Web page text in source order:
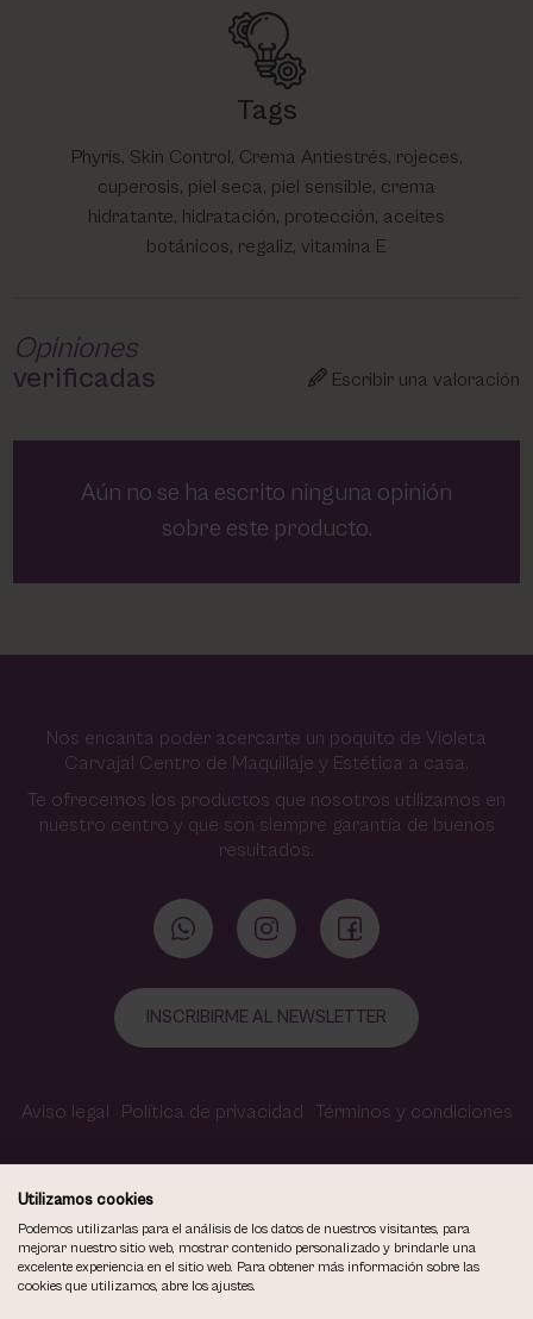
Tags
Phyris, Skin Control, Crema Antiestrés, rojeces,
cuperosis, piel seca, piel sensible, crema
hidratante, hidratación, protección, aceites
botánicos, regaliz, vitamina E
Opiniones
verificadas
Escribir una valoración
Aún no se ha escrito ninguna opinión
sobre este producto.
Nos encanta poder acercarte un poquito de Violeta
Carvajal Centro de Maquillaje y Estética a casa.
Te ofrecemos los productos que nosotros utilizamos en
nuestro centro y que son siempre garantía de buenos
resultados.
INSCRIBIRME AL NEWSLETTER
Aviso legal Política de privacidad Términos y condiciones
Política de cookies Contacto Accesibilidad
COPYRIGHT © 2026
Utilizamos cookies
Podemos utilizarlas para el análisis de los datos de nuestros visitantes, para
mejorar nuestro sitio web, mostrar contenido personalizado y brindarle una
excelente experiencia en el sitio web. Para obtener más información sobre las
cookies que utilizamos, abre los ajustes.